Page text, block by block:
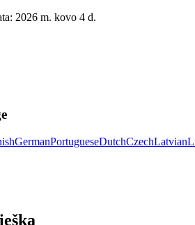
2026 m. kovo 4 d.
GermanPortugueseDutchCzechLatvian